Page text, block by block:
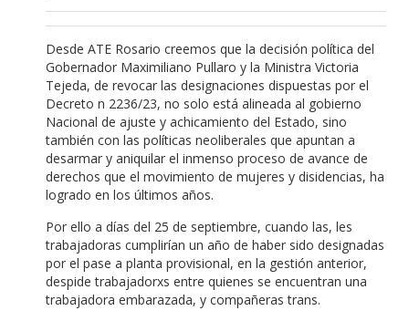
Desde ATE Rosario creemos que la decisión política del
Gobernador Maximiliano Pullaro y la Ministra Victoria
Tejeda, de revocar las designaciones dispuestas por el
Decreto n 2236/23, no solo está alineada al gobierno
Nacional de ajuste y achicamiento del Estado, sino
también con las políticas neoliberales que apuntan a
desarmar y aniquilar el inmenso proceso de avance de
derechos que el movimiento de mujeres y disidencias, ha
logrado en los últimos años.
Por ello a días del 25 de septiembre, cuando las, les
trabajadoras cumplirían un año de haber sido designadas
por el pase a planta provisional, en la gestión anterior,
despide trabajadorxs entre quienes se encuentran una
trabajadora embarazada, y compañeras trans.